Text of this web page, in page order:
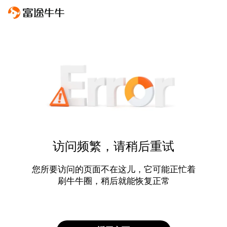
访问频繁，请稍后重试
您所要访问的页面不在这儿，它可能正忙着
刷牛牛圈，稍后就能恢复正常